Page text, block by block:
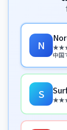
N
中国
S